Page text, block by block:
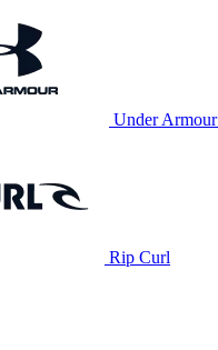
Under Armour
Rip Curl